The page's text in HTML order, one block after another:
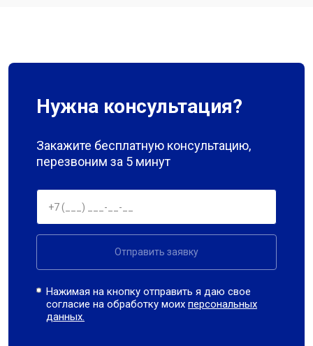
Нужна консультация?
Закажите бесплатную консультацию,
перезвоним за 5 минут
Отправить заявку
Нажимая на кнопку отправить я даю свое
согласие на обработку моихперсональных
данных.